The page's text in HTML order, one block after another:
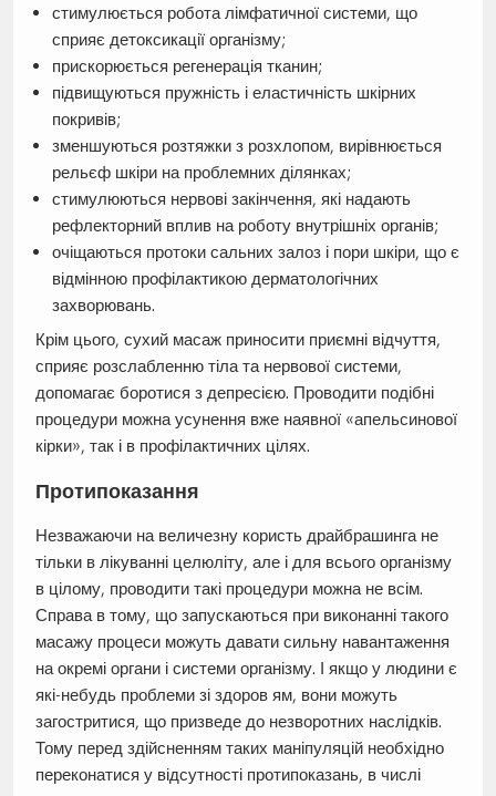
стимулюється робота лімфатичної системи, що
сприяє детоксикації організму;
прискорюється регенерація тканин;
підвищуються пружність і еластичність шкірних
покривів;
зменшуються розтяжки з розхлопом, вирівнюється
рельєф шкіри на проблемних ділянках;
стимулюються нервові закінчення, які надають
рефлекторний вплив на роботу внутрішніх органів;
очіщаються протоки сальних залоз і пори шкіри, що є
відмінною профілактикою дерматологічних
захворювань.
Крім цього, сухий масаж приносити приємні відчуття,
сприяє розслабленню тіла та нервової системи,
допомагає боротися з депресією. Проводити подібні
процедури можна усунення вже наявної «апельсинової
кірки», так і в профілактичних цілях.
Протипоказання
Незважаючи на величезну користь драйбрашинга не
тільки в лікуванні целюліту, але і для всього організму
в цілому, проводити такі процедури можна не всім.
Справа в тому, що запускаються при виконанні такого
масажу процеси можуть давати сильну навантаження
на окремі органи і системи організму. І якщо у людини є
які-небудь проблеми зі здоров ям, вони можуть
загостритися, що призведе до незворотних наслідків.
Тому перед здійсненням таких маніпуляцій необхідно
переконатися у відсутності протипоказань, в числі